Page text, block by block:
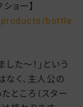
ョー】
bottle
た〜！」という
なく、主人公の
ところ（スター